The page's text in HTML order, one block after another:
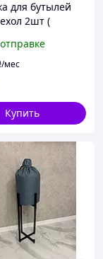
для бутылей
2шт (
/мес
Купить